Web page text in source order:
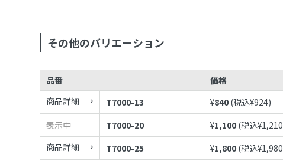
その他のバリエーション
品番 価格
商品詳細
T7000-13 ¥840 (税込¥924)
表示中
T7000-20 ¥1,100 (税込¥1,210
商品詳細
T7000-25 ¥1,800 (税込¥1,980